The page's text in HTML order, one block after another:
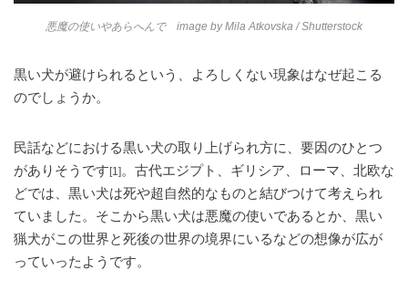
悪魔の使いやあらへんで image byMila Atkovska / Shutterstock
黒い犬が避けられるという、よろしくない現象はなぜ起こる
のでしょうか。
民話などにおける黒い犬の取り上げられ方に、要因のひとつ
がありそうです [1] 。古代エジプト、ギリシア、ローマ、北欧な
どでは、黒い犬は死や超自然的なものと結びつけて考えられ
ていました。そこから黒い犬は悪魔の使いであるとか、黒い
猟犬がこの世界と死後の世界の境界にいるなどの想像が広が
っていったようです。